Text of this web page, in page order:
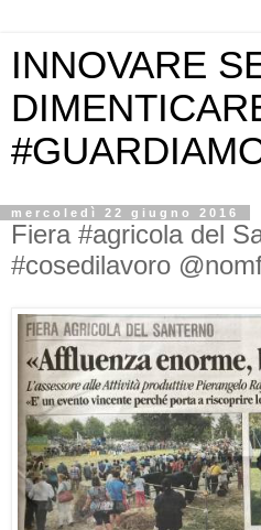
INNOVARE
mercoledì 22 giugno 2016
Fiera #agricola del
#cosedilavoro